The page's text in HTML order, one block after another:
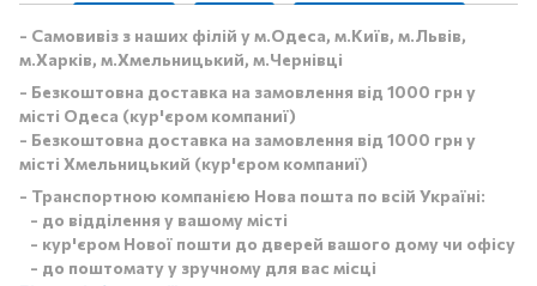
- Самовивіз з наших філій у м.Одеса, м.Київ, м.Львів,
м.Харків, м.Хмельницький, м.Чернівці
- Безкоштовна доставка на замовлення від 1000 грн у
місті Одеса (кур'єром компаниї)
- Безкоштовна доставка на замовлення від 1000 грн у
місті Хмельницький (кур'єром компаниї)
- Транспортною компанією Нова пошта по всій Україні:
- до відділення у вашому місті
- кур'єром Нової пошти до дверей вашого дому чи офісу
- до поштомату у зручному для вас місці